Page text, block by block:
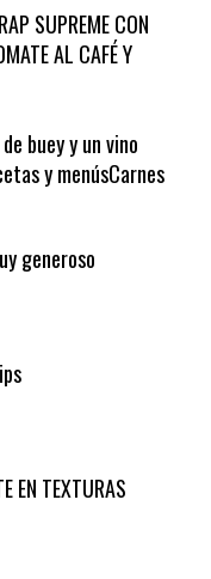
SUPREME CON
AL CAFÉ Y
buey y un vino